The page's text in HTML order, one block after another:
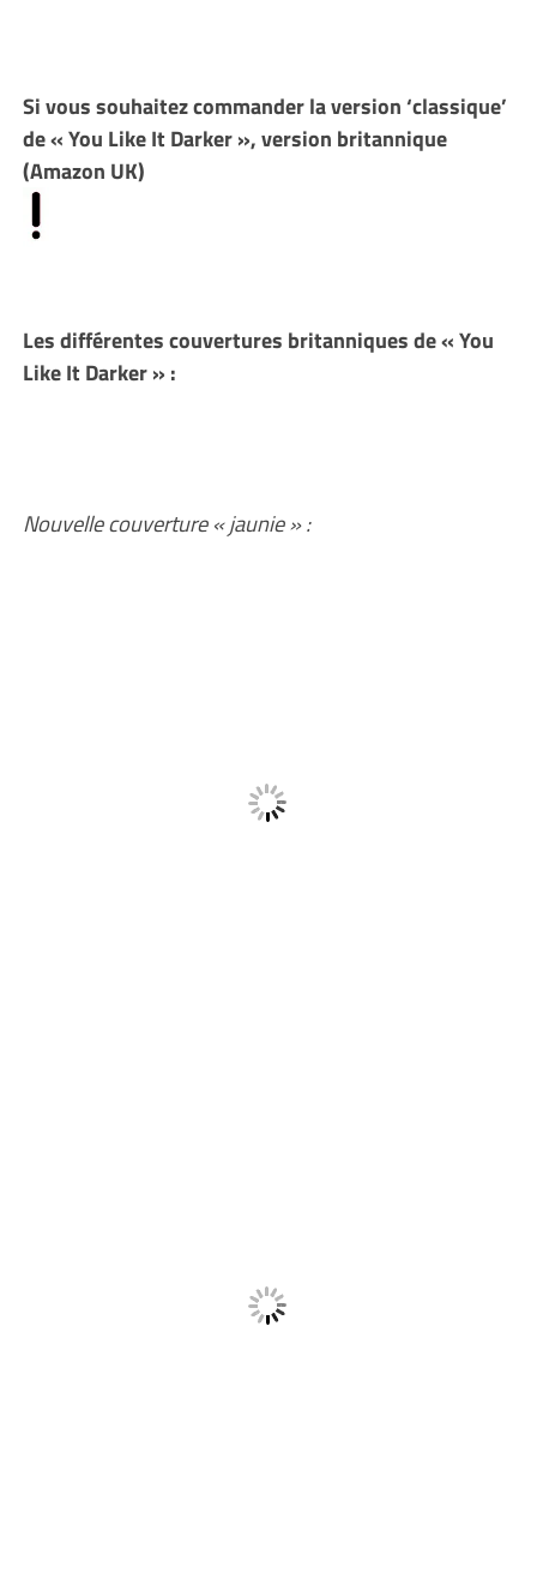
Si vous souhaitez commander la version ‘classique’
de « You Like It Darker », version britannique
(Amazon UK)
Les différentes couvertures britanniques de « You
Like It Darker » :
Nouvelle couverture « jaunie » :